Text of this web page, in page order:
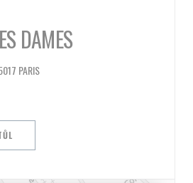
DAMES
PARIS((otevře se v novém okně))